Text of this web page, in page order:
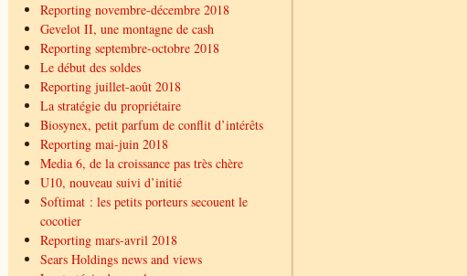
Reporting novembre-décembre 2018
Gevelot II, une montagne de cash
Reporting septembre-octobre 2018
Le début des soldes
Reporting juillet-août 2018
La stratégie du propriétaire
Biosynex, petit parfum de conflit d’intérêts
Reporting mai-juin 2018
Media 6, de la croissance pas très chère
U10, nouveau suivi d’initié
Softimat : les petits porteurs secouent le
cocotier
Reporting mars-avril 2018
Sears Holdings news and views